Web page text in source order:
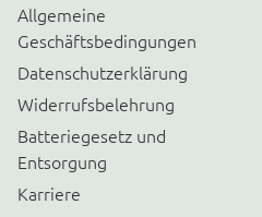
Allgemeine
Geschäftsbedingungen
Datenschutzerklärung
Widerrufsbelehrung
Batteriegesetz und
Entsorgung
Karriere